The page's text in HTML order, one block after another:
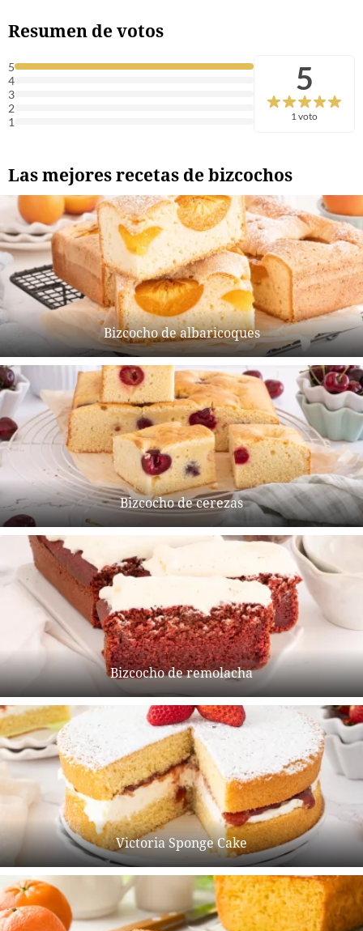
Resumen de votos
5
4
3
2
1
5
1 voto
Las mejores recetas de bizcochos
Bizcocho de albaricoques
Bizcocho de cerezas
Bizcocho de remolacha
Victoria Sponge Cake